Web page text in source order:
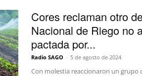
Cores reclaman otro
Nacional de Riego no
pactada por...
Radio SAGO - 5 de agosto de 2024
Con molestia reaccionaron un grupo